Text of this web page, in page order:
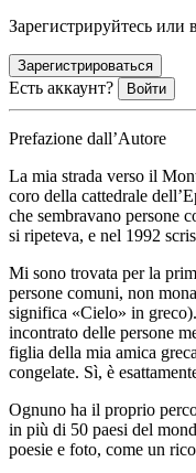
Зарегистрируйтесь или
Зарегистрироваться
Есть аккаунт? Войти
Prefazione dall’Autore
La mia strada verso il
coro della cattedrale
che sembravano persone
si ripeteva, e nel 1992
Mi sono trovata per la
persone comuni, non
significa «Cielo» in
incontrato delle persone
figlia della mia amica
congelate. Sì, è
Ognuno ha il proprio
in più di 50 paesi del
poesie e foto, come un